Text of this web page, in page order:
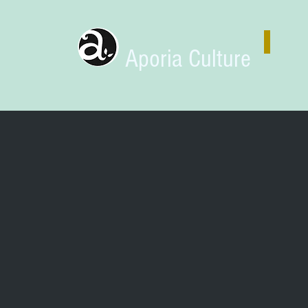
Aporia Culture